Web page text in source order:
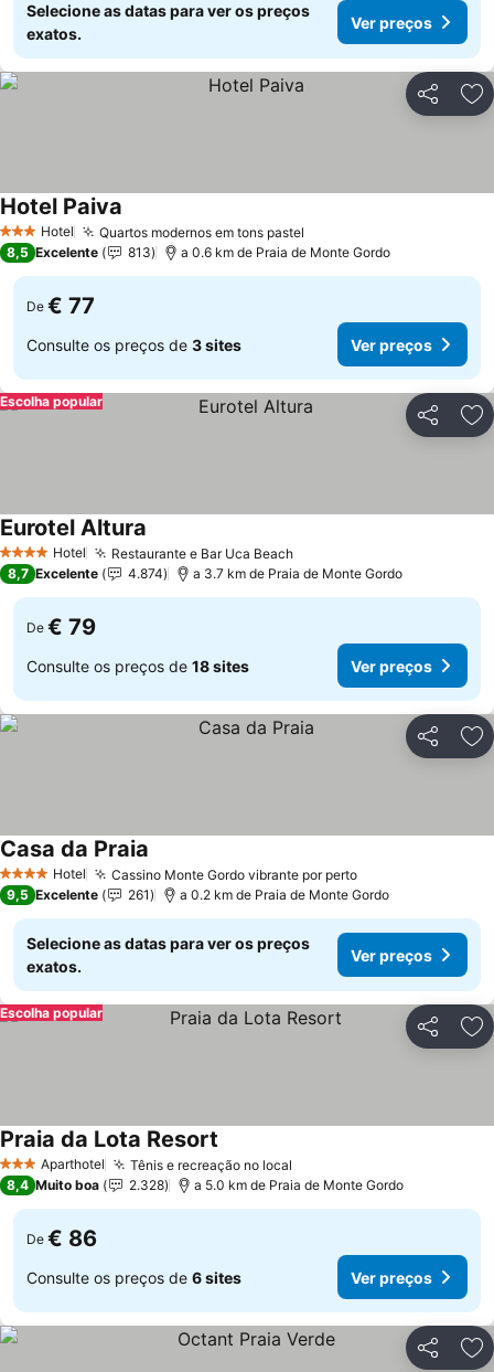
Selecione as datas para ver os preços
exatos.
Ver preços
Partilhar
3 EstrelasHotel Quartos modernos em tons pastel
Hotel Paiva
8,5 Excelente 813 a 0.6 km de Praia de Monte Gordo
De € 77
Consulte os preços de 3 sites Ver preços
Partilhar
Escolha popular
4 EstrelasHotel Restaurante e Bar Uca Beach
Eurotel Altura
8,7 Excelente 4.874 a 3.7 km de Praia de Monte Gordo
De € 79
Consulte os preços de 18 sites Ver preços
Partilhar
4 EstrelasHotel Cassino Monte Gordo vibrante por perto
Casa da Praia
9,5 Excelente 261 a 0.2 km de Praia de Monte Gordo
Selecione as datas para ver os preços
exatos.
Ver preços
Partilhar
Escolha popular
3 EstrelasAparthotel Tênis e recreação no local
Praia da Lota Resort
8,4 Muito boa 2.328 a 5.0 km de Praia de Monte Gordo
De € 86
Consulte os preços de 6 sites Ver preços
Partilhar